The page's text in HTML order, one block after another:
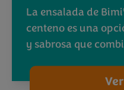
La ensalada de Bimi
centeno es una
y sabrosa que